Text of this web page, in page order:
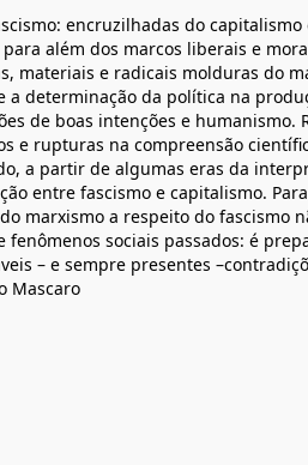
encruzilhadas do capitalismo
além dos marcos liberais e
materiais e radicais molduras do
a determinação da política na
de boas intenções e humanismo.
e rupturas na compreensão
a partir de algumas eras da
entre fascismo e capitalismo.
marxismo a respeito do fascismo
sociais passados: é
– e sempre presentes
Mascaro